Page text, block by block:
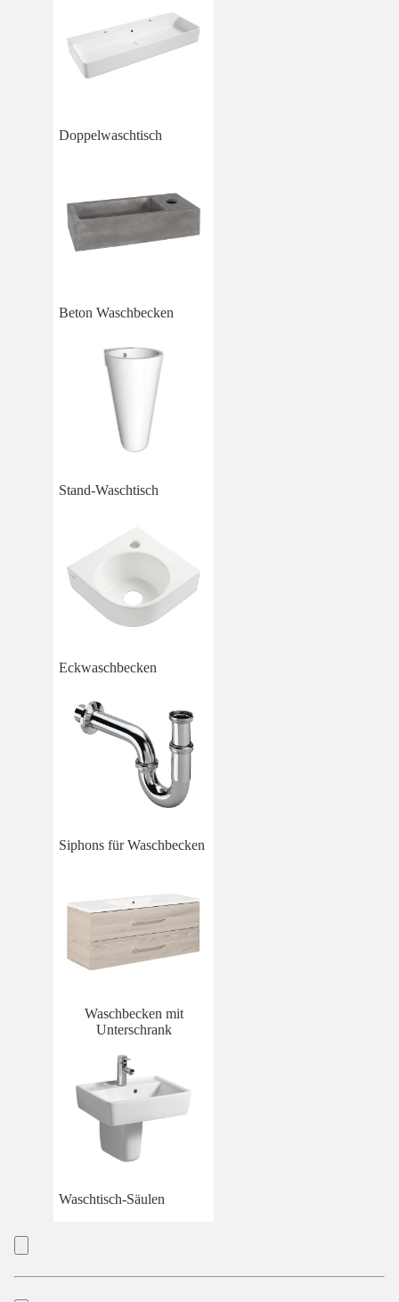
Doppelwaschtisch
Beton Waschbecken
Stand-Waschtisch
Eckwaschbecken
Siphons für Waschbecken
Waschbecken mit
Unterschrank
Waschtisch-Säulen